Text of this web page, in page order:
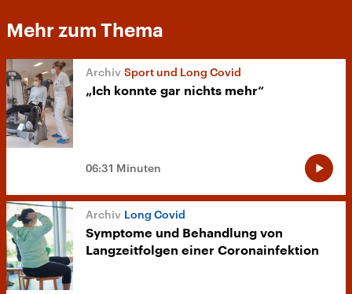
Mehr zum Thema
Sport und Long Covid
„Ich konnte gar nichts mehr“
06:31 Minuten
Long Covid
Symptome und Behandlung von
Langzeitfolgen einer Coronainfektion